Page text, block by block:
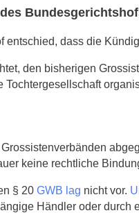
entschied, dass die
den bisherigen
Tochtergesellschaft
keine rechtliche
§ 20 GWB lag nicht vor.
Händler oder durch